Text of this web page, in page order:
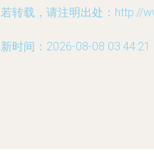
转载，请注明出处：http://
时间：2026-08-08 03:44:21